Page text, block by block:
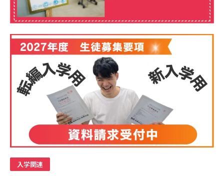
瑞穂MSCの施設紹介
みんなの学習ベース。（キャンパス
| 学習室 | スクーリング会場）
瑞穂MSCへ入学しよう。
新入学・転編入の流れ
学費のご案内
特別奨学生制度学費サポート
授業料追納制度
卒業生・在校生の声
お知らせ・ブログ
入学関連